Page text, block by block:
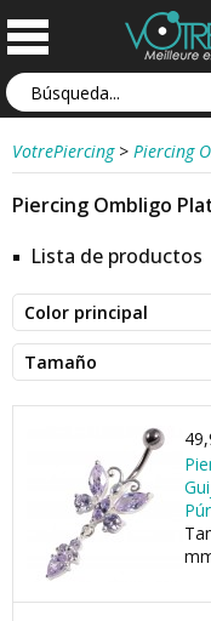
VotrePiercing > Piercing
Piercing Ombligo
Lista de productos